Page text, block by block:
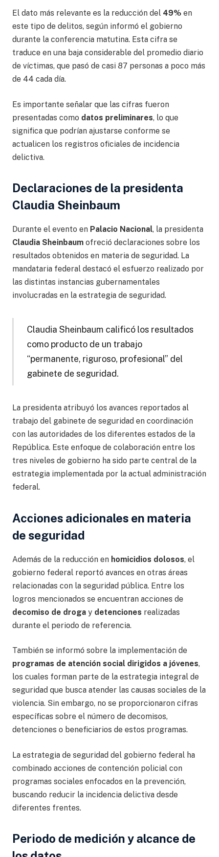
El dato más relevante es la reducción del 49% en
este tipo de delitos, según informó el gobierno
durante la conferencia matutina. Esta cifra se
traduce en una baja considerable del promedio diario
de víctimas, que pasó de casi 87 personas a poco más
de 44 cada día.
Es importante señalar que las cifras fueron
presentadas como datos preliminares, lo que
significa que podrían ajustarse conforme se
actualicen los registros oficiales de incidencia
delictiva.
Declaraciones de la presidenta
Claudia Sheinbaum
Durante el evento en Palacio Nacional, la presidenta
Claudia Sheinbaum ofreció declaraciones sobre los
resultados obtenidos en materia de seguridad. La
mandataria federal destacó el esfuerzo realizado por
las distintas instancias gubernamentales
involucradas en la estrategia de seguridad.
Claudia Sheinbaum calificó los resultados
como producto de un trabajo
“permanente, riguroso, profesional” del
gabinete de seguridad.
La presidenta atribuyó los avances reportados al
trabajo del gabinete de seguridad en coordinación
con las autoridades de los diferentes estados de la
República. Este enfoque de colaboración entre los
tres niveles de gobierno ha sido parte central de la
estrategia implementada por la actual administración
federal.
Acciones adicionales en materia
de seguridad
Además de la reducción en homicidios dolosos, el
gobierno federal reportó avances en otras áreas
relacionadas con la seguridad pública. Entre los
logros mencionados se encuentran acciones de
decomiso de droga y detenciones realizadas
durante el periodo de referencia.
También se informó sobre la implementación de
programas de atención social dirigidos a jóvenes,
los cuales forman parte de la estrategia integral de
seguridad que busca atender las causas sociales de la
violencia. Sin embargo, no se proporcionaron cifras
específicas sobre el número de decomisos,
detenciones o beneficiarios de estos programas.
La estrategia de seguridad del gobierno federal ha
combinado acciones de contención policial con
programas sociales enfocados en la prevención,
buscando reducir la incidencia delictiva desde
diferentes frentes.
Periodo de medición y alcance de